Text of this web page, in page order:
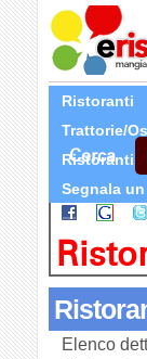
Ristoranti
Trattorie/
Ristoranti
Segnala
Cerca
Elenco